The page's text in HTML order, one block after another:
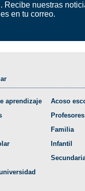
Recibe nuestras
en tu correo.
aprendizaje
Acoso
Profesores
Familia
Infantil